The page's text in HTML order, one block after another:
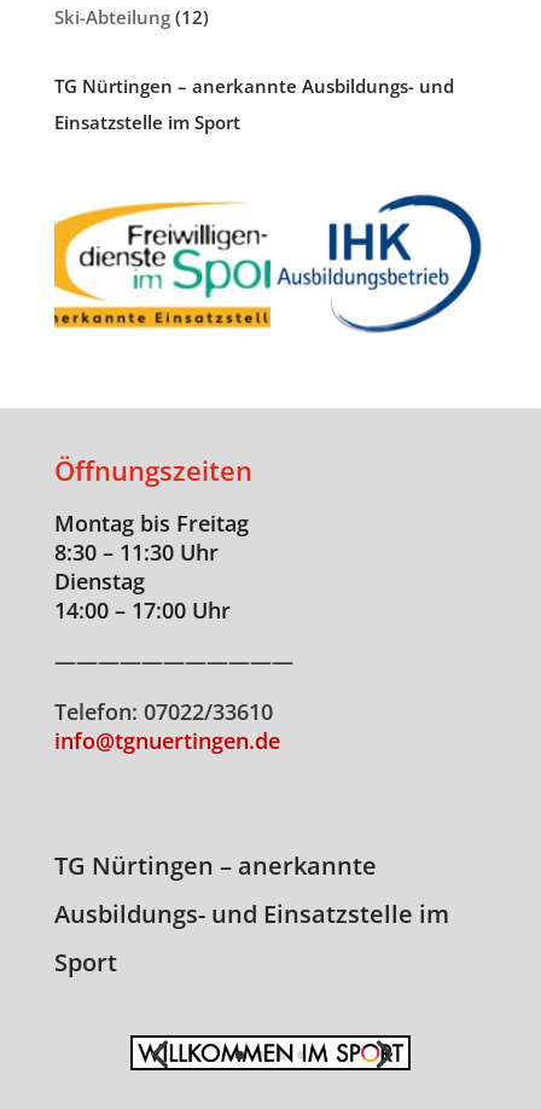
Ski-Abteilung(12)
TG Nürtingen – anerkannte Ausbildungs- und
Einsatzstelle im Sport
Öffnungszeiten
Montag bis Freitag
8:30 – 11:30 Uhr
Dienstag
14:00 – 17:00 Uhr
———————————
Telefon: 07022/33610
info@tgnuertingen.de
TG Nürtingen – anerkannte
Ausbildungs- und Einsatzstelle im
Sport